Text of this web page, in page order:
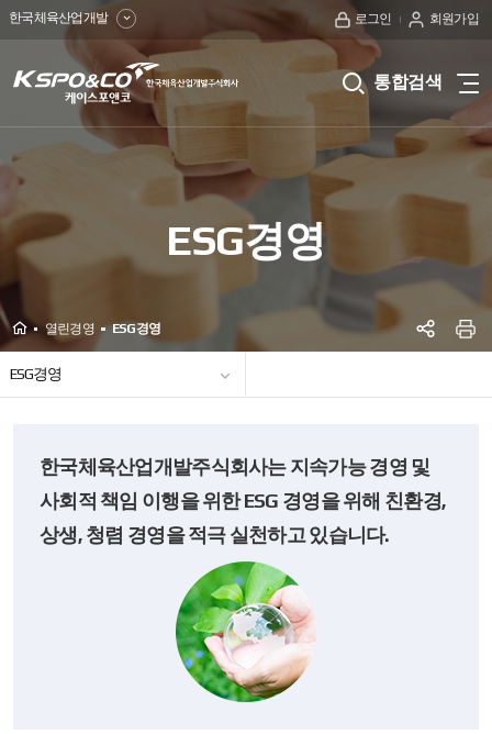
한국체육산업개발 로그인 회원가입
kspo&co
케
이
스
포
앤
코
한
국
육
산
업
통합검색
전
메
뉴
ESG경영
ESG경영
Home열린경영 ESG경영
SNS공
프
한국체육산업개발주식회사는 지속가능 경영 및
사회적 책임 이행을 위한 ESG 경영을 위해 친환경,
상생, 청렴 경영을 적극 실천하고 있습니다.